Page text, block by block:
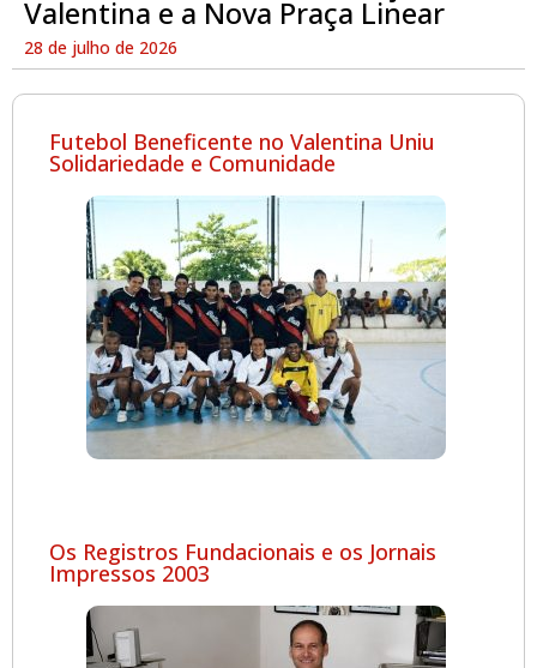
Valentina e a Nova Praça Linear
28 de julho de 2026
Futebol Beneficente no Valentina Uniu
Solidariedade e Comunidade
Os Registros Fundacionais e os Jornais
Impressos 2003